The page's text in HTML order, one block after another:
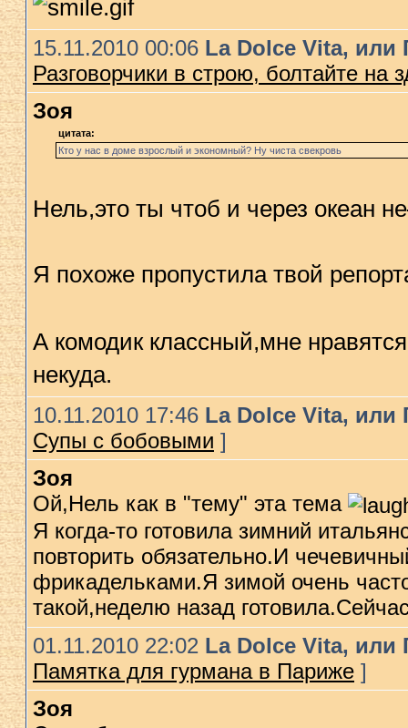
15.11.2010 00:06 La Dolce Vita, или
Разговорчики в строю, болтайте на
Зоя
цитата:
Кто у нас в доме взрослый и экономный? Ну чиста свекровь
Нель,это ты чтоб и через океан не
Я похоже пропустила твой
А комодик классный,мне
некуда.
10.11.2010 17:46 La Dolce Vita, или
Супы с бобовыми ]
Зоя
Ой,Нель как в "тему" эта тема
Я когда-то готовила зимний
повторить обязательно.И
фрикадельками.Я зимой очень
такой,неделю назад
01.11.2010 22:02 La Dolce Vita, или
Памятка для гурмана в Париже]
Зоя